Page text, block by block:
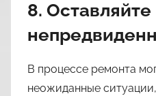
8.
В процессе ремонта
неожиданные